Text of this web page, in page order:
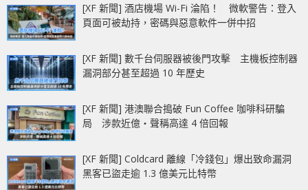
[XF 新聞] 酒店機場 Wi-Fi 淪陷！ 微軟警告：登入
頁面可被劫持，密碼與惡意軟件一併中招
[XF 新聞] 數千台伺服器被後門攻擊 主機板控制器
漏洞部分甚至超過 10 年歷史
[XF 新聞] 港澳聯合搗破 Fun Coffee 咖啡科研騙
局 涉款近億‧聲稱高達 4 倍回報
[XF 新聞] Coldcard 離線「冷錢包」爆出致命漏洞
黑客已盜走逾 1.3 億美元比特幣